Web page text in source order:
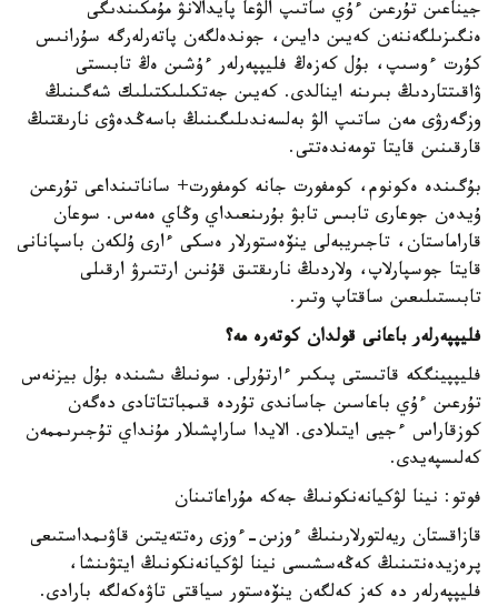
جيناعىن تۇرعىن ءۇي ساتىپ الۋعا پايدالانۋ مۇمكىندىگى
ەنگىزىلگەننەن كەيىن دايىن، جوندەلگەن پاتەرلەرگە سۇرانىس
كۇرت ءوسىپ، بۇل كەزەڭ فليپپەرلەر ءۇشىن ەڭ تابىستى
ۋاقىتتاردىڭ بىرىنە اينالدى. كەيىن جەتكىلىكتىلىك شەگىنىڭ
وزگەرۋى مەن ساتىپ الۋ بەلسەندىلىگىنىڭ باسەڭدەۋى نارىقتىڭ
قارقىنىن قايتا تومەندەتتى.
بۇگىندە ەكونوم، كومفورت جانە كومفورت+ ساناتىنداعى تۇرعىن
ۇيدەن جوعارى تابىس تابۋ بۇرىنعىداي وڭاي ەمەس. سوعان
قاراماستان، تاجىريبەلى ينۆەستورلار ەسكى ءارى ۇلكەن باسپانانى
قايتا جوسپارلاپ، ولاردىڭ نارىقتىق قۇنىن ارتتىرۋ ارقىلى
تابىستىلىعىن ساقتاپ وتىر.
فليپپەرلەر باعانى قولدان كوتەرە مە؟
فليپپينگكە قاتىستى پىكىر ءارتۇرلى. سونىڭ ىشىندە بۇل بيزنەس
تۇرعىن ءۇي باعاسىن جاساندى تۇردە قىمباتتاتادى دەگەن
كوزقاراس ءجيى ايتىلادى. الايدا ساراپشىلار مۇنداي تۇجىرىممەن
كەلىسپەيدى.
فوتو: نينا لۋكيانەنكونىڭ جەكە مۇراعاتىنان
قازاقستان ريەلتورلارىنىڭ ءوزىن-ءوزى رەتتەيتىن قاۋىمداستىعى
پرەزيدەنتىنىڭ كەڭەسشىسى نينا لۋكيانەنكونىڭ ايتۋىنشا،
فليپپەرلەر دە كەز كەلگەن ينۆەستور سياقتى تاۋەكەلگە بارادى.